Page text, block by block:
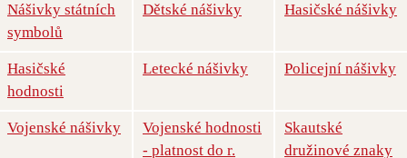
Nášivky státních
symbolů
Dětské nášivky Hasičské nášivky
Hasičské
hodnosti
Letecké nášivky Policejní nášivky
Vojenské nášivky
Vojenské hodnosti
- platnost do r.
Skautské
družinové znaky